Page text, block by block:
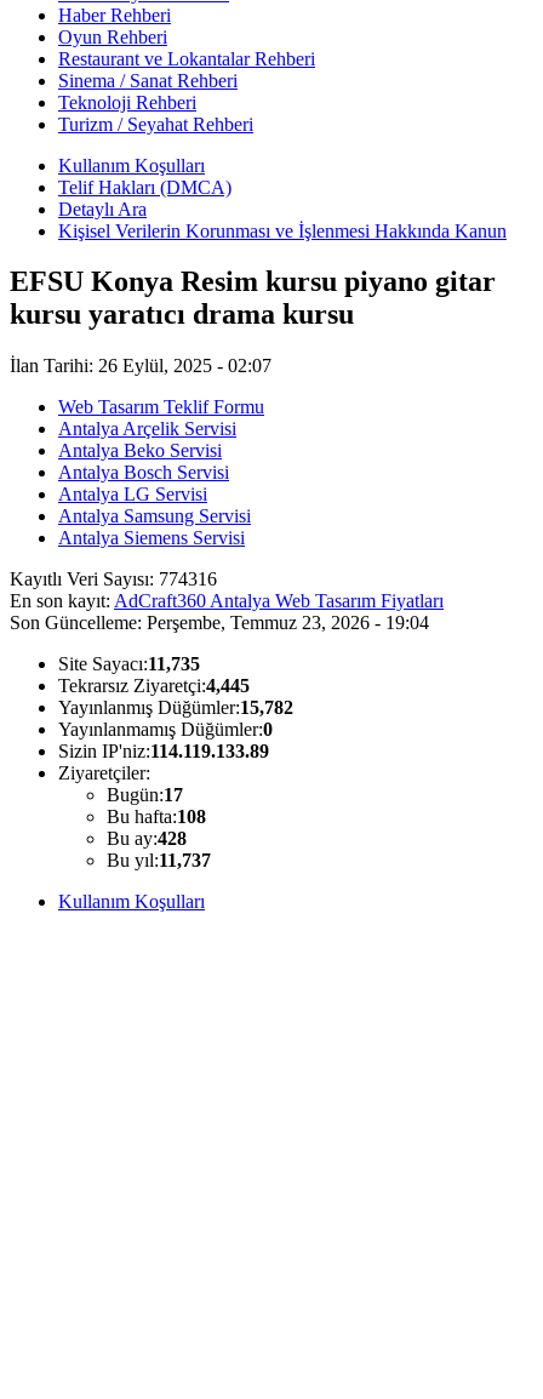
Haber Rehberi
Oyun Rehberi
Restaurant ve Lokantalar Rehberi
Sinema / Sanat Rehberi
Teknoloji Rehberi
Turizm / Seyahat Rehberi
Kullanım Koşulları
Telif Hakları (DMCA)
Detaylı Ara
Kişisel Verilerin Korunması ve İşlenmesi Hakkında Kanun
EFSU Konya Resim kursu piyano gitar
kursu yaratıcı drama kursu
İlan Tarihi: 26 Eylül, 2025 - 02:07
Web Tasarım Teklif Formu
Antalya Arçelik Servisi
Antalya Beko Servisi
Antalya Bosch Servisi
Antalya LG Servisi
Antalya Samsung Servisi
Antalya Siemens Servisi
Kayıtlı Veri Sayısı: 774316
En son kayıt: AdCraft360 Antalya Web Tasarım Fiyatları
Son Güncelleme: Perşembe, Temmuz 23, 2026 - 19:04
Site Sayacı:11,735
Tekrarsız Ziyaretçi:4,445
Yayınlanmış Düğümler:15,782
Yayınlanmamış Düğümler:0
Sizin IP'niz:114.119.133.89
Ziyaretçiler:
Bugün:17
Bu hafta:108
Bu ay:428
Bu yıl:11,737
Kullanım Koşulları